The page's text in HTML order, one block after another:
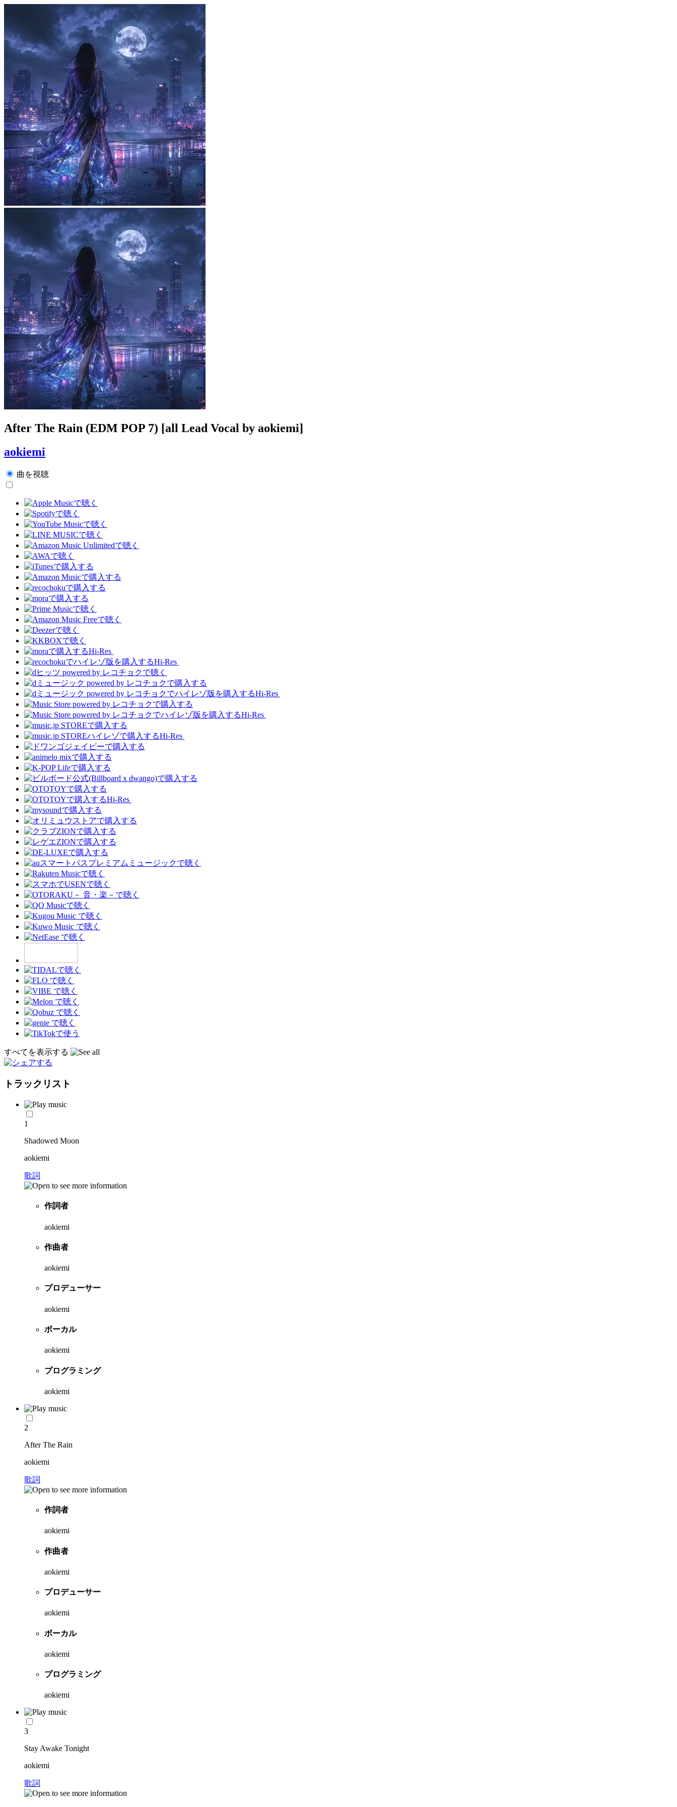
After The Rain (EDM POP 7) [all Lead Vocal by aokiemi]
aokiemi
曲を視聴
Hi-Res
Hi-Res
Hi-Res
Hi-Res
Hi-Res
Hi-Res
すべてを表示する
トラックリスト
1
Shadowed Moon
aokiemi
歌詞
作詞者
aokiemi
作曲者
aokiemi
プロデューサー
aokiemi
ボーカル
aokiemi
プログラミング
aokiemi
2
After The Rain
aokiemi
歌詞
作詞者
aokiemi
作曲者
aokiemi
プロデューサー
aokiemi
ボーカル
aokiemi
プログラミング
aokiemi
3
Stay Awake Tonight
aokiemi
歌詞